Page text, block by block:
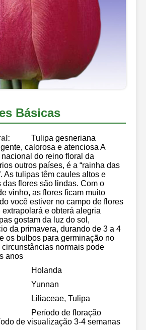
Básicas
Tulipa gesneriana
calorosa e atenciosa A
do reino floral da
outros países, é a “rainha das
As tulipas têm caules altos e
das flores são lindas. Com o
vinho, as flores ficam muito
você estiver no campo de flores
e obterá alegria
gostam da luz do sol,
da primavera, durando de 3 a 4
os bulbos para germinação no
circunstâncias normais pode
anos
Holanda
Yunnan
Liliaceae, Tulipa
Período de floração
de visualização 3-4 semanas